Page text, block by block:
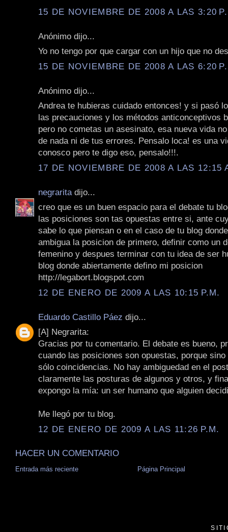
15 DE NOVIEMBRE DE 2008 A LAS 3:20
Anónimo dijo...
Yo no tengo por que cargar con un hijo que no
15 DE NOVIEMBRE DE 2008 A LAS 6:20
Anónimo dijo...
Andrea te hubieras cuidado entonces! y si pasó
las precauciones y los métodos anticonceptivos
pero no cometas un asesinato, esa nueva vida
de nada ni de tus errores. Pensalo loca! es una
conosco pero te digo eso, pensalo!!!.
17 DE NOVIEMBRE DE 2008 A LAS 12:15
negrarita dijo...
creo que es un buen espacio para el debate tu
las posiciones son tas opuestas entre si, ante
sabe lo que piensan o en el caso de tu blog
ambigua la posicion de primero, definir como un
femenino y despues terminar con tu idea de ser
blog donde abiertamente defino mi posicion
http://legabort.blogspot.com
12 DE ENERO DE 2009 A LAS 10:15 P.M.
Eduardo Castillo Páez dijo...
[A] Negrarita:
Gracias por tu comentario. El debate es bueno,
cuando las posiciones son opuestas, porque
sólo coincidencias. No hay ambiguedad en el
claramente las posturas de algunos y otros, y
expongo la mía: un ser humano que alguien
Me llegó por tu blog.
12 DE ENERO DE 2009 A LAS 11:26 P.M.
HACER UN COMENTARIO
Entrada más reciente Página Principal